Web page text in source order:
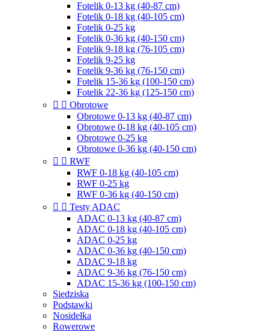
Fotelik 0-13 kg (40-87 cm)
Fotelik 0-18 kg (40-105 cm)
Fotelik 0-25 kg
Fotelik 0-36 kg (40-150 cm)
Fotelik 9-18 kg (76-105 cm)
Fotelik 9-25 kg
Fotelik 9-36 kg (76-150 cm)
Fotelik 15-36 kg (100-150 cm)
Fotelik 22-36 kg (125-150 cm)
  Obrotowe
Obrotowe 0-13 kg (40-87 cm)
Obrotowe 0-18 kg (40-105 cm)
Obrotowe 0-25 kg
Obrotowe 0-36 kg (40-150 cm)
  RWF
RWF 0-18 kg (40-105 cm)
RWF 0-25 kg
RWF 0-36 kg (40-150 cm)
  Testy ADAC
ADAC 0-13 kg (40-87 cm)
ADAC 0-18 kg (40-105 cm)
ADAC 0-25 kg
ADAC 0-36 kg (40-150 cm)
ADAC 9-18 kg
ADAC 9-36 kg (76-150 cm)
ADAC 15-36 kg (100-150 cm)
Siedziska
Podstawki
Nosidełka
Rowerowe